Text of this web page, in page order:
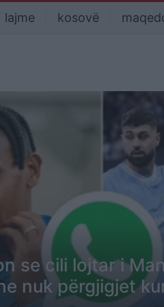
lajme kosovë
se cili lojtar i
nuk përgjigjet